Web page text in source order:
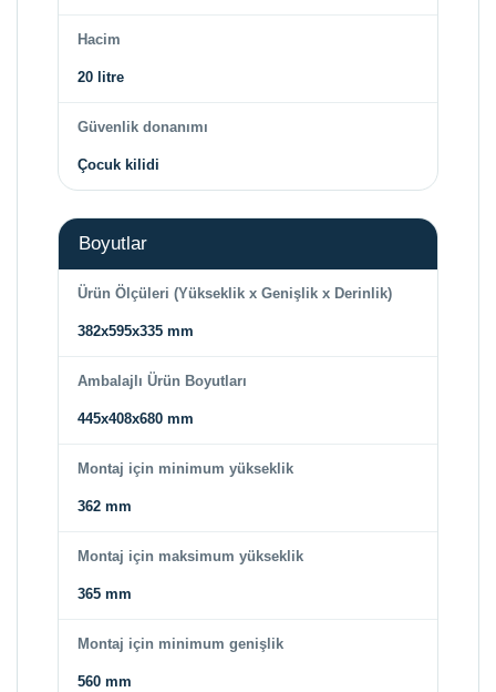
Hacim
20 litre
Güvenlik donanımı
Çocuk kilidi
Boyutlar
Ürün Ölçüleri (Yükseklik x Genişlik x Derinlik)
382x595x335 mm
Ambalajlı Ürün Boyutları
445x408x680 mm
Montaj için minimum yükseklik
362 mm
Montaj için maksimum yükseklik
365 mm
Montaj için minimum genişlik
560 mm